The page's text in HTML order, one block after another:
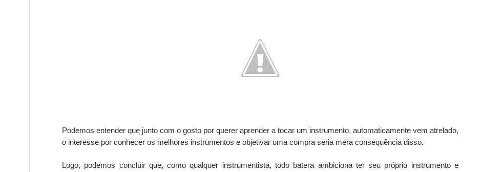
Podemos entender que junto com o gosto por querer aprender a tocar um instrumento, automaticamente vem atrelado,
o interesse por conhecer os melhores instrumentos e objetivar uma compra seria mera consequência disso.
Logo, podemos concluir que, como qualquer instrumentista, todo batera ambiciona ter seu próprio instrumento e